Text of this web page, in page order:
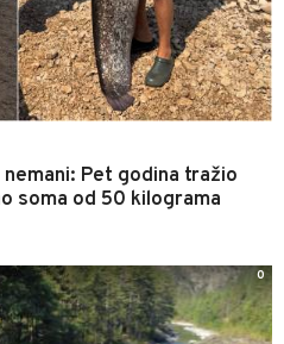
Pet godina tražio
soma od 50 kilograma
0